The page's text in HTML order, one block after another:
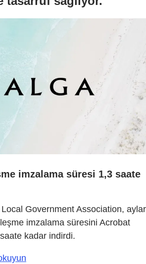
imzalama süresi 1,3 saate
Government Association, aylar
imzalama süresini Acrobat
kadar indirdi.